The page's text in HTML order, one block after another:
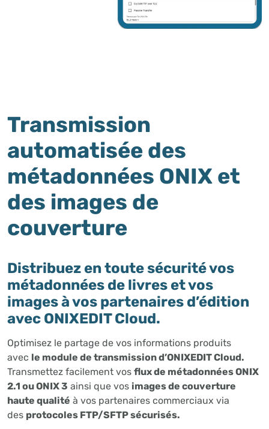
Transmission
automatisée des
métadonnées ONIX et
des images de
couverture
Distribuez en toute sécurité vos
métadonnées de livres et vos
images à vos partenaires d’édition
avec ONIXEDIT Cloud.
Optimisez le partage de vos informations produits
avec le module de transmission d’ONIXEDIT Cloud.
Transmettez facilement vos flux de métadonnées ONIX
2.1 ou ONIX 3 ainsi que vos images de couverture
haute qualité à vos partenaires commerciaux via
des protocoles FTP/SFTP sécurisés.